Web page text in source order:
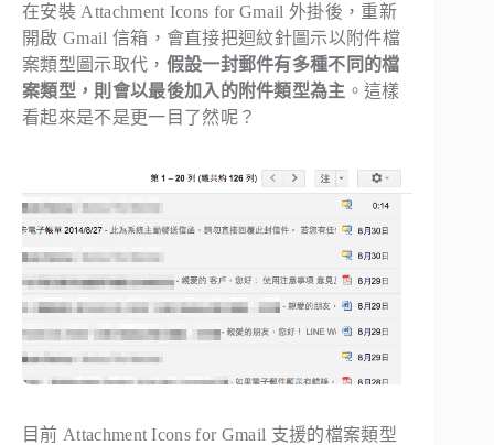
在安裝 Attachment Icons for Gmail 外掛後，重新
開啟 Gmail 信箱，會直接把迴紋針圖示以附件檔
案類型圖示取代， 假設一封郵件有多種不同的檔
案類型，則會以最後加入的附件類型為主 。這樣
看起來是不是更一目了然呢？
目前 Attachment Icons for Gmail 支援的檔案類型